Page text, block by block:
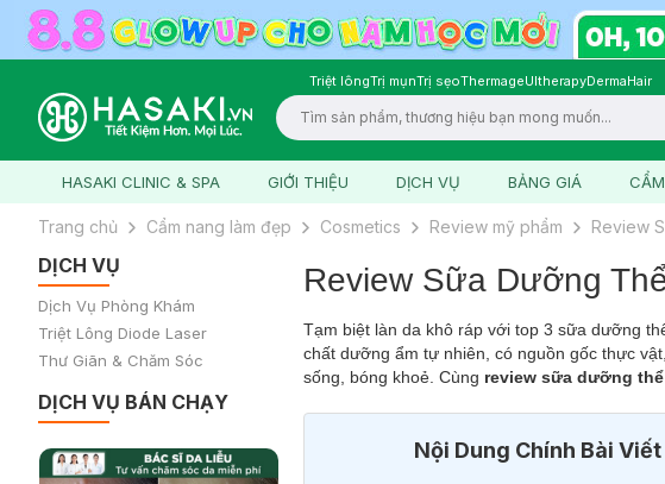
Triệt lôngTrị mụnTrị sẹoThermageUltherapyDermaHair
Logo
HASAKI CLINIC & SPA GIỚI THIỆU DỊCH VỤ BẢNG GIÁ
Trang chủ Cẩm nang làm đẹp Cosmetics Review mỹ phẩm Review
DỊCH VỤ
Dịch Vụ Phòng Khám
Triệt Lông Diode Laser
Thư Giãn & Chăm Sóc
DỊCH VỤ BÁN CHẠY
Review Sữa Dưỡng
Tạm biệt làn da khô ráp với top 3 sữa dưỡng
chất dưỡng ẩm tự nhiên, có nguồn gốc thực
sống, bóng khoẻ. Cùng review sữa dưỡng thể
Nội Dung Chính Bài Viết